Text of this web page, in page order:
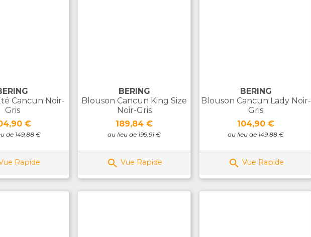
Cancun Noir-
Gris
€
de 149.88 €
Rapide
BERING
Blouson Cancun King Size
Noir-Gris
Prix
189,84 €
au lieu de 199.91 €
 Vue Rapide
BERING
Blouson Cancun Lady Noir-
Gris
Prix
104,90 €
au lieu de 149.88 €
 Vue Rapide